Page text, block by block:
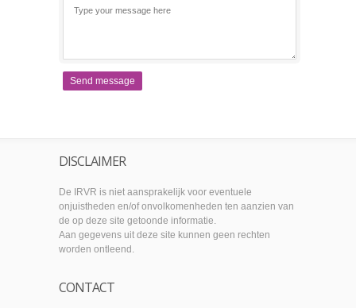
Send message
DISCLAIMER
De IRVR is niet aansprakelijk voor eventuele
onjuistheden en/of onvolkomenheden ten aanzien van
de op deze site getoonde informatie.
Aan gegevens uit deze site kunnen geen rechten
worden ontleend.
CONTACT